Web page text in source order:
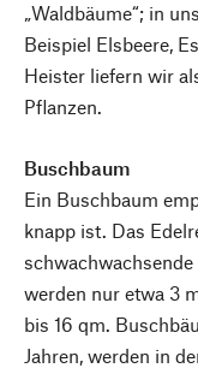
„Waldbäume“; in
Beispiel Elsbeere,
Heister liefern wir
Pflanzen.
Buschbaum
Ein Buschbaum
knapp ist. Das
werden nur etwa 3
bis 16 qm.
Jahren, werden in